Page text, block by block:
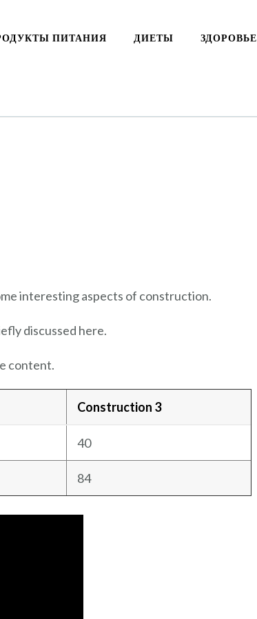
ПИТАНИЯ ДИЕТЫ ЗДОРОВЬЕ
interesting aspects of construction.
discussed here.
content.
Construction 3
40
84